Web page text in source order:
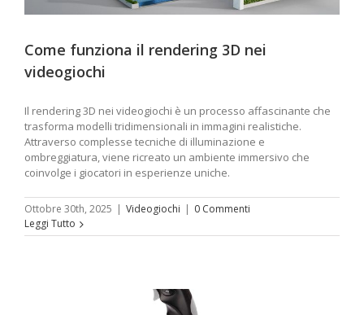
Come funziona il rendering 3D nei
videogiochi
Il rendering 3D nei videogiochi è un processo affascinante che
trasforma modelli tridimensionali in immagini realistiche.
Attraverso complesse tecniche di illuminazione e
ombreggiatura, viene ricreato un ambiente immersivo che
coinvolge i giocatori in esperienze uniche.
Ottobre 30th, 2025 | Videogiochi | 0 Commenti
Leggi Tutto